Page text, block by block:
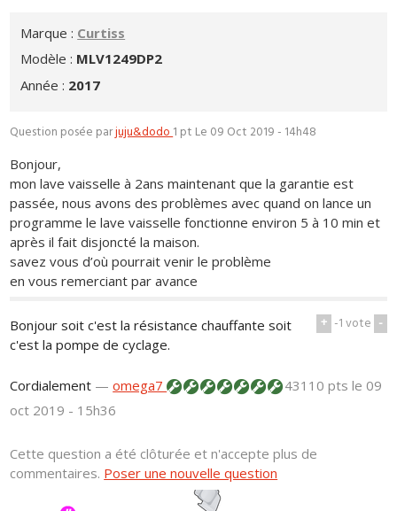
Marque : Curtiss
Modèle : MLV1249DP2
Année : 2017
Question posée parjuju&dodo1 pt Le 09 Oct 2019 - 14h48
Bonjour,
mon lave vaisselle à 2ans maintenant que la garantie est
passée, nous avons des problèmes avec quand on lance un
programme le lave vaisselle fonctionne environ 5 à 10 min et
après il fait disjoncté la maison.
savez vous d’où pourrait venir le problème
en vous remerciant par avance
+ -1vote -
Bonjour soit c'est la résistance chauffante soit
c'est la pompe de cyclage.
Cordialement —omega7 43110 ptsle 09
oct 2019 - 15h36
Cette question a été clôturée et n'accepte plus de
commentaires. Poser une nouvelle question